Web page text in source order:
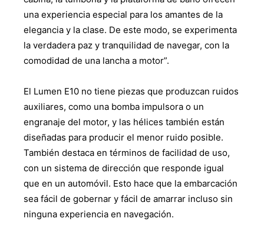
una experiencia especial para los amantes de la
elegancia y la clase. De este modo, se experimenta
la verdadera paz y tranquilidad de navegar, con la
comodidad de una lancha a motor”.
El Lumen E10 no tiene piezas que produzcan ruidos
auxiliares, como una bomba impulsora o un
engranaje del motor, y las hélices también están
diseñadas para producir el menor ruido posible.
También destaca en términos de facilidad de uso,
con un sistema de dirección que responde igual
que en un automóvil. Esto hace que la embarcación
sea fácil de gobernar y fácil de amarrar incluso sin
ninguna experiencia en navegación.